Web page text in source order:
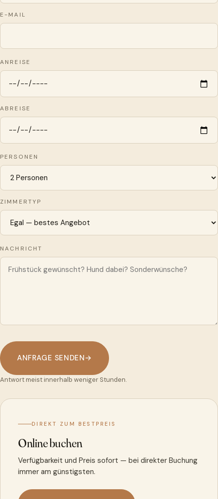
E-MAIL
ANREISE
ABREISE
PERSONEN
ZIMMERTYP
NACHRICHT
ANFRAGE SENDEN→
Antwort meist innerhalb weniger Stunden.
DIREKT ZUM BESTPREIS
Online buchen
Verfügbarkeit und Preis sofort — bei direkter Buchung
immer am günstigsten.